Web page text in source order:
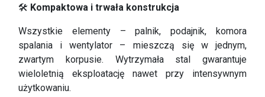
🛠 Kompaktowa i trwała konstrukcja
Wszystkie elementy – palnik, podajnik, komora
spalania i wentylator – mieszczą się w jednym,
zwartym korpusie. Wytrzymała stal gwarantuje
wieloletnią eksploatację nawet przy intensywnym
użytkowaniu.